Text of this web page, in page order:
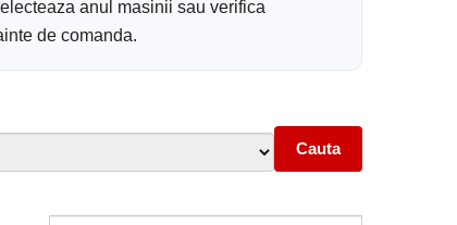
anul masinii sau verifica
de comanda.
Cauta